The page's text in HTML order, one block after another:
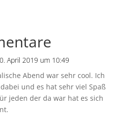
April 2019 um 10:49
Abend war sehr cool. Ich
und es hat sehr viel Spaß
jeden der da war hat es sich